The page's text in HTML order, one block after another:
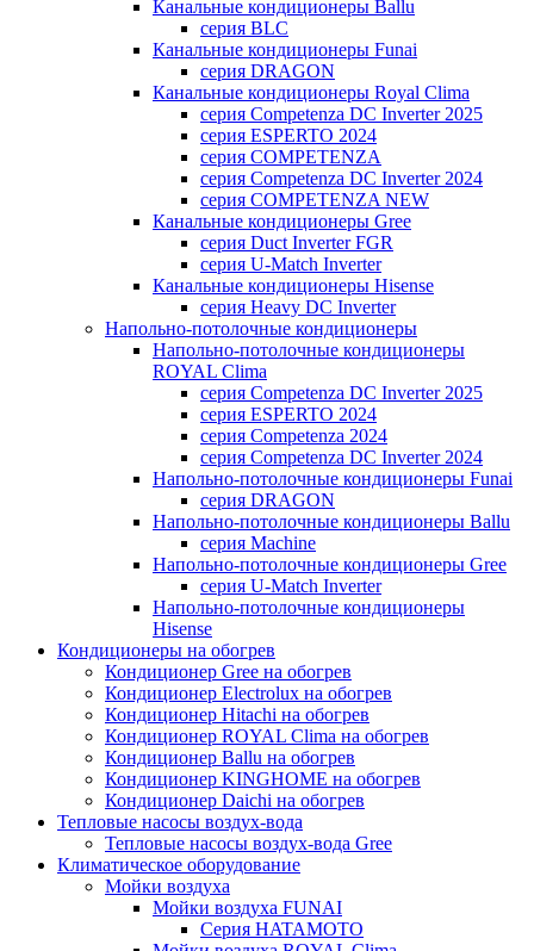
Канальные кондиционеры Ballu
серия BLC
Канальные кондиционеры Funai
серия DRAGON
Канальные кондиционеры Royal Clima
серия Competenza DC Inverter 2025
серия ESPERTO 2024
серия COMPETENZA
серия Competenza DC Inverter 2024
серия COMPETENZA NEW
Канальные кондиционеры Gree
серия Duct Inverter FGR
серия U-Match Inverter
Канальные кондиционеры Hisense
серия Heavy DC Inverter
Напольно-потолочные кондиционеры
Напольно-потолочные кондиционеры
ROYAL Clima
серия Competenza DC Inverter 2025
серия ESPERTO 2024
серия Competenza 2024
серия Competenza DC Inverter 2024
Напольно-потолочные кондиционеры Funai
серия DRAGON
Напольно-потолочные кондиционеры Ballu
серия Machine
Напольно-потолочные кондиционеры Gree
серия U-Match Inverter
Напольно-потолочные кондиционеры
Hisense
Кондиционеры на обогрев
Кондиционер Gree на обогрев
Кондиционер Electrolux на обогрев
Кондиционер Hitachi на обогрев
Кондиционер ROYAL Clima на обогрев
Кондиционер Ballu на обогрев
Кондиционер KINGHOME на обогрев
Кондиционер Daichi на обогрев
Тепловые насосы воздух-вода
Тепловые насосы воздух-вода Gree
Климатическое оборудование
Мойки воздуха
Мойки воздуха FUNAI
Серия HATAMOTO